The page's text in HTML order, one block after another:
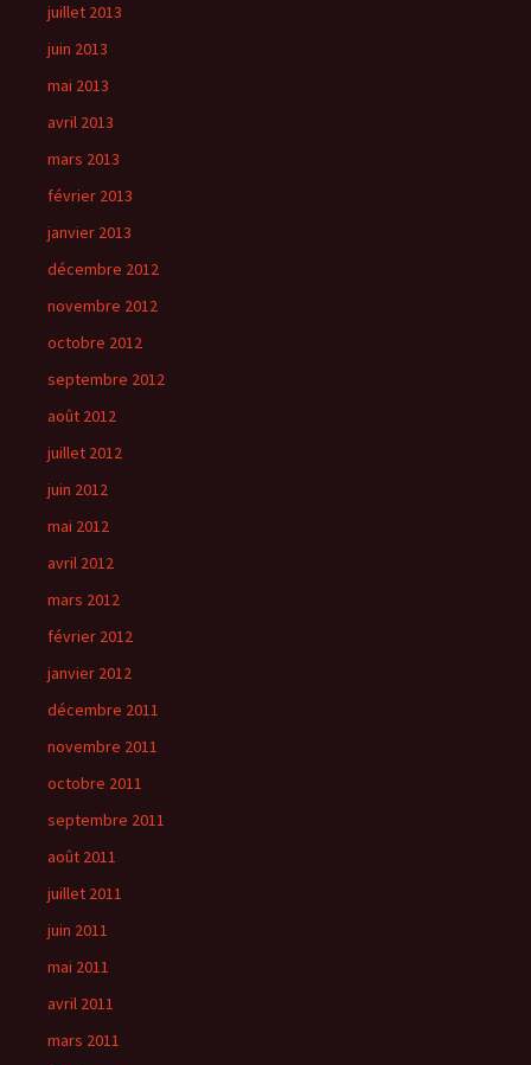
juillet 2013
juin 2013
mai 2013
avril 2013
mars 2013
février 2013
janvier 2013
décembre 2012
novembre 2012
octobre 2012
septembre 2012
août 2012
juillet 2012
juin 2012
mai 2012
avril 2012
mars 2012
février 2012
janvier 2012
décembre 2011
novembre 2011
octobre 2011
septembre 2011
août 2011
juillet 2011
juin 2011
mai 2011
avril 2011
mars 2011